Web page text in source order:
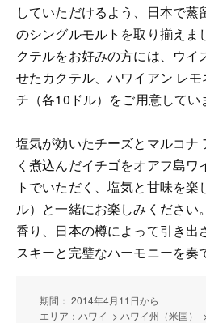
していただけるよう、日本で
のシングルモルトを取り揃えま
クテルをお好みの方には、ウイ
せたカクテル、ハワイアン レ
チ（各10ドル）をご用意してい
塩気が効いたチーズとマルコナ
く煮込んだイチゴをオアフ島
トでいただく、塩気と甘味を
ル）と一緒にお楽しみください
香り、日本の樽によって引き出
スキーと完璧なハーモニーを奏
期間： 2014年4月11日から
エリア：ハワイ > ハワイ州（米国）